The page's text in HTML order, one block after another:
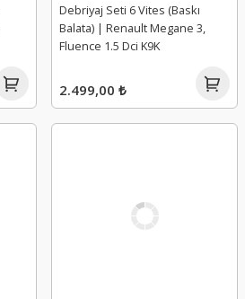
Debriyaj Seti 6 Vites (Baskı
Balata) | Renault Megane 3,
Fluence 1.5 Dci K9K
2.499,00 ₺